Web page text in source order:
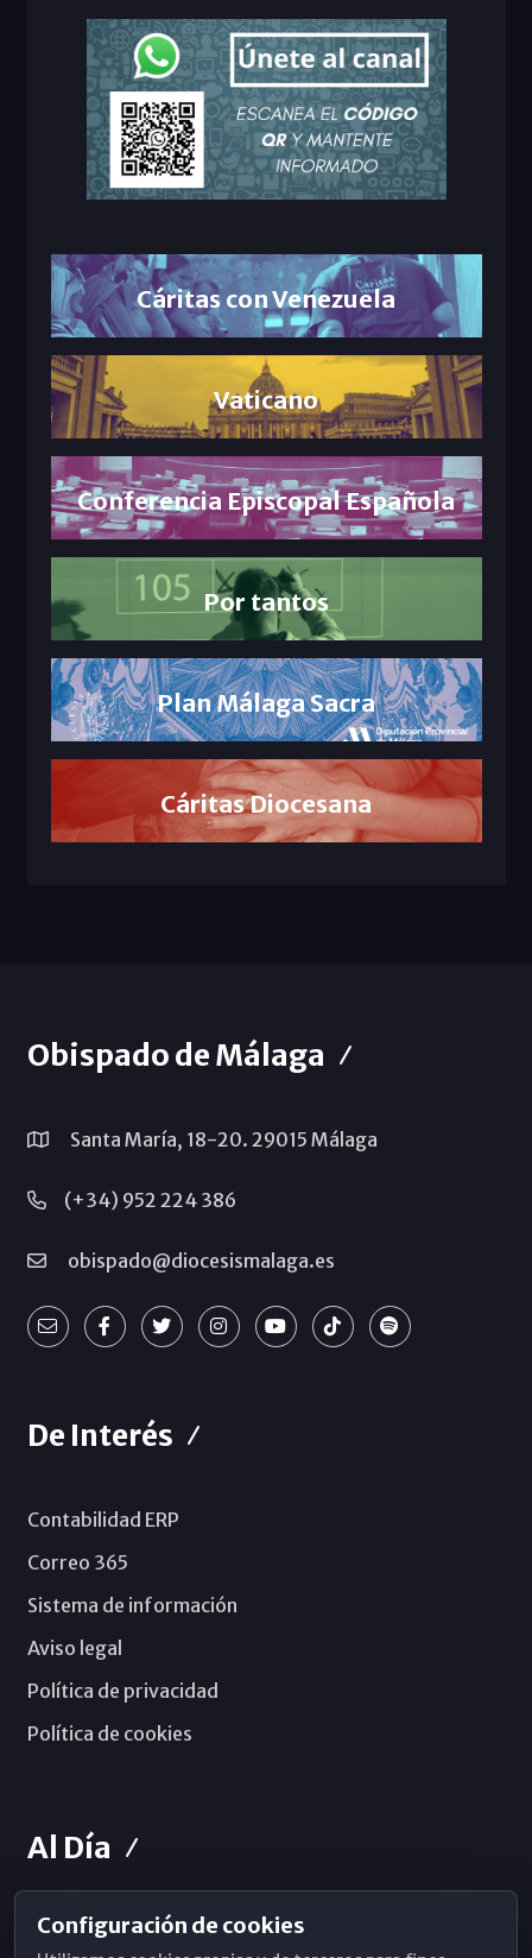
Cáritas con Venezuela
Vaticano
Conferencia Episcopal Española
Por tantos
Plan Málaga Sacra
Cáritas Diocesana
Obispado de Málaga
Santa María, 18-20. 29015 Málaga
(+34) 952 224 386
obispado@diocesismalaga.es
De Interés
Contabilidad ERP
Correo 365
Sistema de información
Aviso legal
Política de privacidad
Política de cookies
Al Día
Horarios de Misa
Configuración de cookies